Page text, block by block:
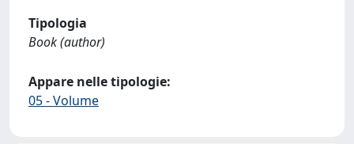
Tipologia
Book (author)
Appare nelle tipologie:
05 - Volume